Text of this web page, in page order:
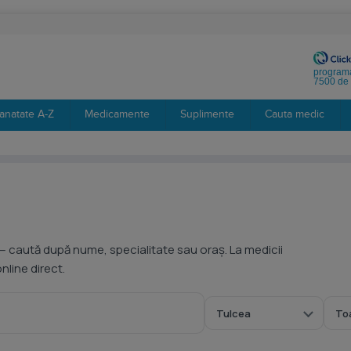
7500 de
A-Z Medicamente Suplimente Cauta medic
caută după nume, specialitate sau oraș. La medicii
direct.